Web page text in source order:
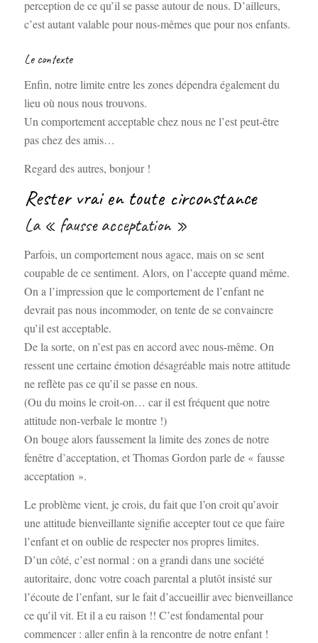
perception de ce qu’il se passe autour de nous. D’ailleurs,
c’est autant valable pour nous-mêmes que pour nos enfants.
Le contexte
Enfin, notre limite entre les zones dépendra également du
lieu où nous nous trouvons.
Un comportement acceptable chez nous ne l’est peut-être
pas chez des amis…
Regard des autres, bonjour !
Rester vrai en toute circonstance
La « fausse acceptation »
Parfois, un comportement nous agace, mais on se sent
coupable de ce sentiment. Alors, on l’accepte quand même.
On a l’impression que le comportement de l’enfant ne
devrait pas nous incommoder, on tente de se convaincre
qu’il est acceptable.
De la sorte, on n’est pas en accord avec nous-même. On
ressent une certaine émotion désagréable mais notre attitude
ne reflète pas ce qu’il se passe en nous.
(Ou du moins le croit-on… car il est fréquent que notre
attitude non-verbale le montre !)
On bouge alors faussement la limite des zones de notre
fenêtre d’acceptation, et Thomas Gordon parle de « fausse
acceptation ».
Le problème vient, je crois, du fait que l’on croit qu’avoir
une attitude bienveillante signifie accepter tout ce que faire
l’enfant et on oublie de respecter nos propres limites.
D’un côté, c’est normal : on a grandi dans une société
autoritaire, donc votre coach parental a plutôt insisté sur
l’écoute de l’enfant, sur le fait d’accueillir avec bienveillance
ce qu’il vit. Et il a eu raison !! C’est fondamental pour
commencer : aller enfin à la rencontre de notre enfant !